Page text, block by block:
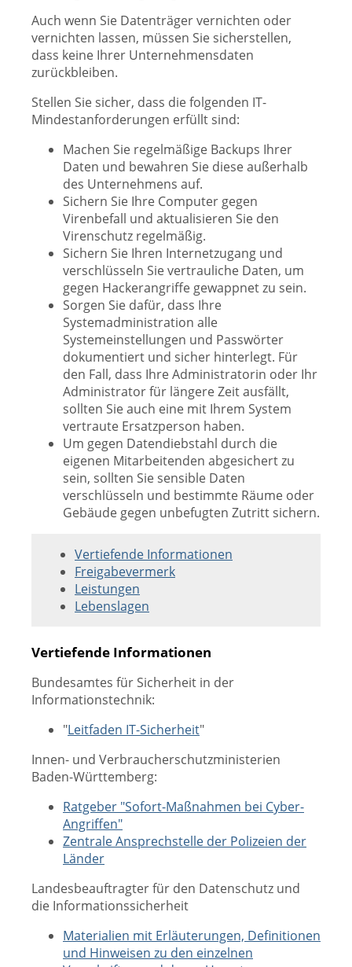
Auch wenn Sie Datenträger vernichten oder
vernichten lassen, müssen Sie sicherstellen,
dass keine Ihrer Unternehmensdaten
zurückbleiben.
Stellen Sie sicher, dass die folgenden IT-
Mindestanforderungen erfüllt sind:
Machen Sie regelmäßige Backups Ihrer
Daten und bewahren Sie diese außerhalb
des Unternehmens auf.
Sichern Sie Ihre Computer gegen
Virenbefall und aktualisieren Sie den
Virenschutz regelmäßig.
Sichern Sie Ihren Internetzugang und
verschlüsseln Sie vertrauliche Daten, um
gegen Hackerangriffe gewappnet zu sein.
Sorgen Sie dafür, dass Ihre
Systemadministration alle
Systemeinstellungen und Passwörter
dokumentiert und sicher hinterlegt. Für
den Fall, dass Ihre Administratorin oder Ihr
Administrator für längere Zeit ausfällt,
sollten Sie auch eine mit Ihrem System
vertraute Ersatzperson haben.
Um gegen Datendiebstahl durch die
eigenen Mitarbeitenden abgesichert zu
sein, sollten Sie sensible Daten
verschlüsseln und bestimmte Räume oder
Gebäude gegen unbefugten Zutritt sichern.
Vertiefende Informationen
Freigabevermerk
Leistungen
Lebenslagen
Vertiefende Informationen
Bundesamtes für Sicherheit in der
Informationstechnik:
"Leitfaden IT-Sicherheit"
Innen- und Verbraucherschutzministerien
Baden-Württemberg:
Ratgeber "Sofort-Maßnahmen bei Cyber-
Angriffen"
Zentrale Ansprechstelle der Polizeien der
Länder
Landesbeauftragter für den Datenschutz und
die Informationssicherheit
Materialien mit Erläuterungen, Definitionen
und Hinweisen zu den einzelnen